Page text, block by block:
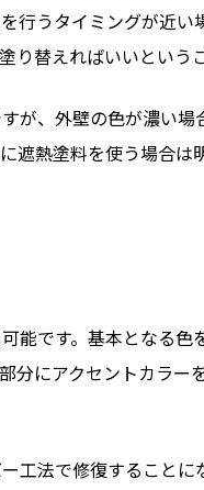
行うタイミングが近
替えればいいというこ
が、外壁の色が濃い
遮熱塗料を使う場合
能です。基本となる
分にアクセントカラ
工法で修復すること